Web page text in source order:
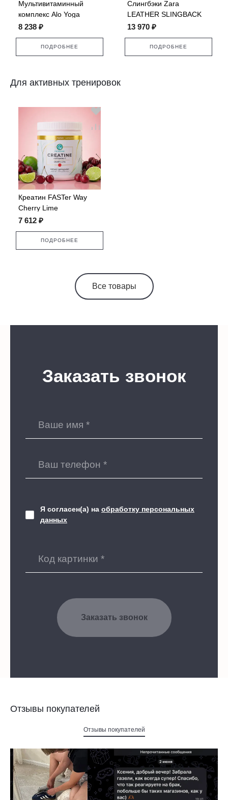
Мультивитаминный
комплекс Alo Yoga
Superfood
8 238 ₽
ПОДРОБНЕЕ
Слингбэки Zara
LEATHER SLINGBACK
FLATS
13 970 ₽
ПОДРОБНЕЕ
Для активных тренировок
Креатин FASTer Way
Cherry Lime
7 612 ₽
ПОДРОБНЕЕ
Все товары
Заказать звонок
Я согласен(а) на обработку персональных
данных
Заказать звонок
Отзывы покупателей
Отзывы покупателей